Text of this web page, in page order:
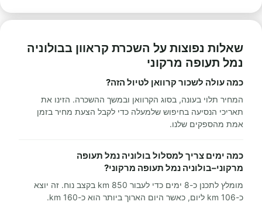
שאלות נפוצות על השכרת קראוון בבולוניה
נמל תעופה מרקוני
כמה עולה לשכור קרוואן לטיול הזה?
המחיר תלוי בעונה, בסוג הקרוואן ובמשך ההשכרה. הזינו את
תאריכי הנסיעה בחיפוש שלמעלה כדי לקבל הצעת מחיר בזמן
אמת מהספקים שלנו.
כמה ימים צריך למסלול בולוניה נמל תעופה
מרקוני–בולוניה נמל תעופה מרקוני?
מומלץ לתכנן כ-8 ימים כדי לעבור 850 km בקצב נוח. זה יוצא
כ-106 km ליום, כאשר היום הארוך ביותר הוא כ-160 km.